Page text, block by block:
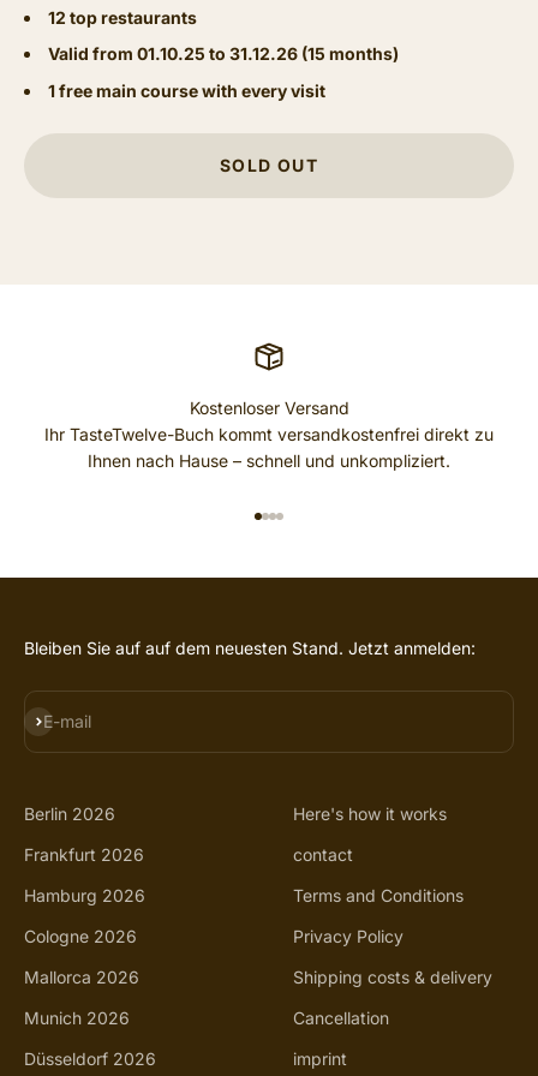
12 top restaurants
Valid from 01.10.25 to 31.12.26 (15 months)
1 free main course with every visit
SOLD OUT
Kostenloser Versand
Ihr TasteTwelve-Buch kommt versandkostenfrei direkt zu
Ihnen nach Hause – schnell und unkompliziert.
Bleiben Sie auf auf dem neuesten Stand. Jetzt anmelden:
E-mail
SUBSCRIBE
Berlin 2026
Frankfurt 2026
Hamburg 2026
Cologne 2026
Mallorca 2026
Munich 2026
Düsseldorf 2026
Here's how it works
contact
Terms and Conditions
Privacy Policy
Shipping costs & delivery
Cancellation
imprint